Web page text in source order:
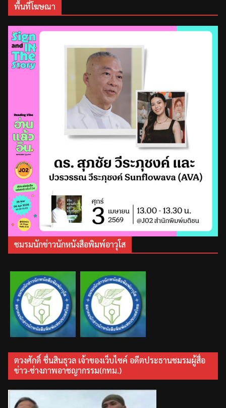
พื้นที่โฆษณา
ชมรมนักข่าวนักหนังสือพิมพ์อาวุโส
ตวงศักดิ์ ชื่นสินธุวล เจ้าของเว็บไซค์ อดีตประธานชมรมผู้สื่อ
ข่าว-ช่างภาพอาชญากรรม(กทม.)